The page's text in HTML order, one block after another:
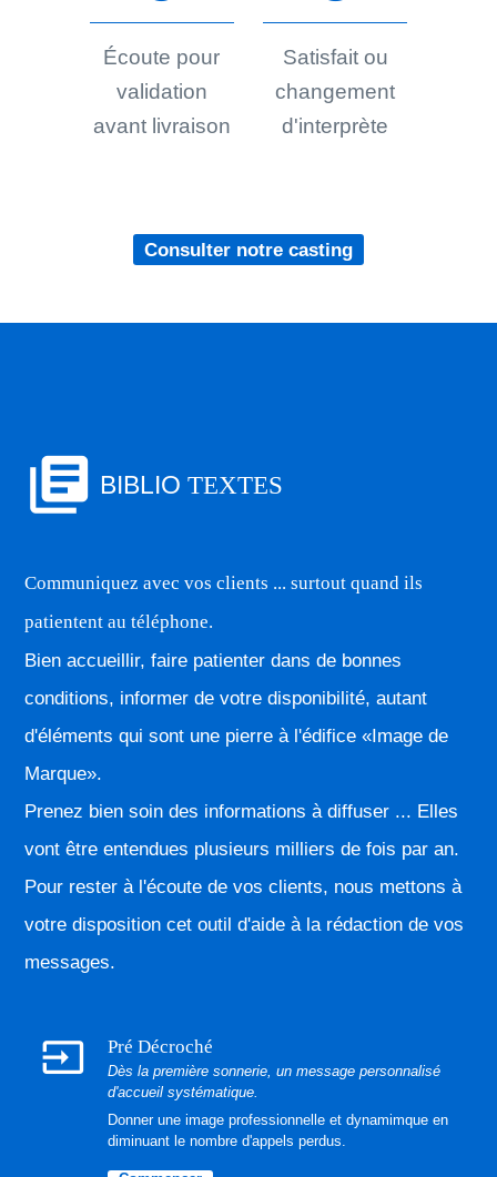
Écoute pour
validation
avant livraison
Satisfait ou
changement
d'interprète
Consulter notre casting
library_books BIBLIOTEXTES
Communiquez avec vos clients ... surtout quand ils
patientent au téléphone.
Bien accueillir, faire patienter dans de bonnes
conditions, informer de votre disponibilité, autant
d'éléments qui sont une pierre à l'édifice «Image de
Marque».
Prenez bien soin des informations à diffuser ... Elles
vont être entendues plusieurs milliers de fois par an.
Pour rester à l'écoute de vos clients, nous mettons à
votre disposition cet outil d'aide à la rédaction de vos
messages.
input Pré Décroché
Dès la première sonnerie, un message personnalisé
d'accueil systématique.
Donner une image professionnelle et dynamimque en
diminuant le nombre d'appels perdus.